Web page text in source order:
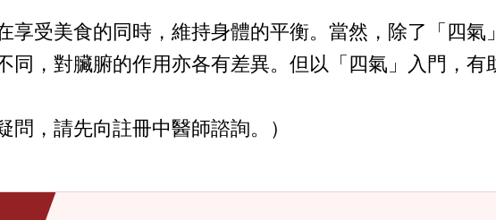
享受美食的同時，維持身體的平衡。當然，除了「四氣
同，對臟腑的作用亦各有差異。但以「四氣」入門，有
問，請先向註冊中醫師諮詢。）